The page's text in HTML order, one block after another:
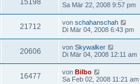
15198
Sa Mär 22, 2008 9:57 pm
21712 von schahanschah
Di Mär 04, 2008 6:43 pm
20606 von Skywalker
Di Mär 04, 2008 12:11 am
16477 von Bilbo
Sa Feb 02, 2008 11:21 am